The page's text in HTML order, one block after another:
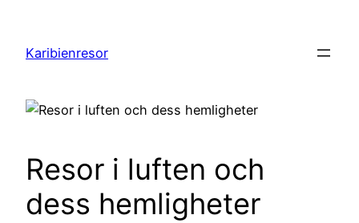
innehåll
Karibienresor
Resor i luften och
dess hemligheter